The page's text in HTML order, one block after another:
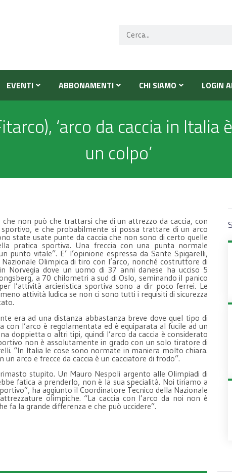
EVENTI ABBONAMENTI CHI SIAMO LOGIN
‘arco da caccia in
un colpo’
non può che trattarsi che di un attrezzo da caccia, con
e che probabilmente si possa trattare di un arco
state usate punte da caccia che non sono di certo quelle
pratica sportiva. Una freccia con una punta normale
punto vitale”. E’ l’opinione espressa da Sante Spigarelli,
Olimpica di tiro con l’arco, nonché costruttore di
Norvegia dove un uomo di 37 anni danese ha ucciso 5
a 70 chilometri a sud di Oslo, seminando il panico
l’attività arcieristica sportiva sono a dir poco ferrei. Le
attività ludica se non ci sono tutti i requisiti di sicurezza
era ad una distanza abbastanza breve dove quel tipo di
l’arco è regolamentata ed è equiparata al fucile ad un
doppietta o altri tipi, quindi l’arco da caccia è considerato
non è assolutamente in grado con un solo tiratore di
“In Italia le cose sono normate in maniera molto chiara.
arco e frecce da caccia è un cacciatore di frodo”.
stupito. Un Mauro Nespoli argento alle Olimpiadi di
fatica a prenderlo, non è la sua specialità. Noi tiriamo a
ha aggiunto il Coordinatore Tecnico della Nazionale
olimpiche. “La caccia con l’arco da noi non è
fa la grande differenza e che può uccidere”.